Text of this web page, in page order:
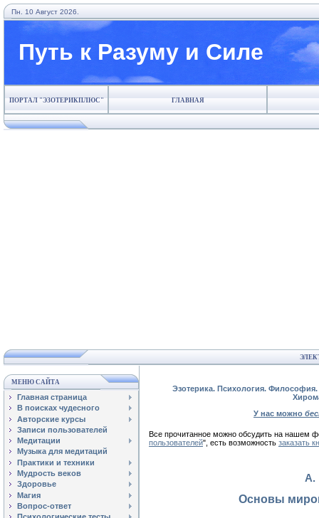
Пн. 10 Август 2026.
Путь к Разуму и Силе
ПОРТАЛ "ЭЗОТЕРИКПЛЮС" ГЛАВНАЯ
МЕНЮ САЙТА
Главная страница
В поисках чудесного
Авторские курсы
Записи пользователей
Медитации
Музыка для медитаций
Практики и техники
Мудрость веков
Здоровье
Магия
Вопрос-ответ
Эзотерика. Психология.
У нас можно
Все прочитанное можно обсудить на нашем
пользователей", есть возможность заказать
А.
Основы